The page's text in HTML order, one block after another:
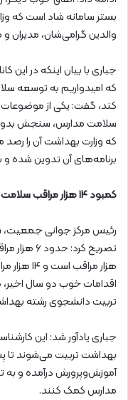
والدین گرامی‌شان، مدیران
جباری با بیان اینکه در این
که امیدواریم به توسعه
کند، گفت: یکی از
سلامت مدارس، سنجش بدو
که وزارت بهداشت آن را
برنامه‌های آن تدوین شده و
کمبود ۱۴ هزار مراقب سلامت
رئیس مرکز جوانی جمعیت،
هزار
اقدامات خوب دو سال
تربیت دانشجوی رشته
بهداشت تربیت می‌شوند تا
آموزش‌وپرورش درآمده و به
مدارس کمک کنند.